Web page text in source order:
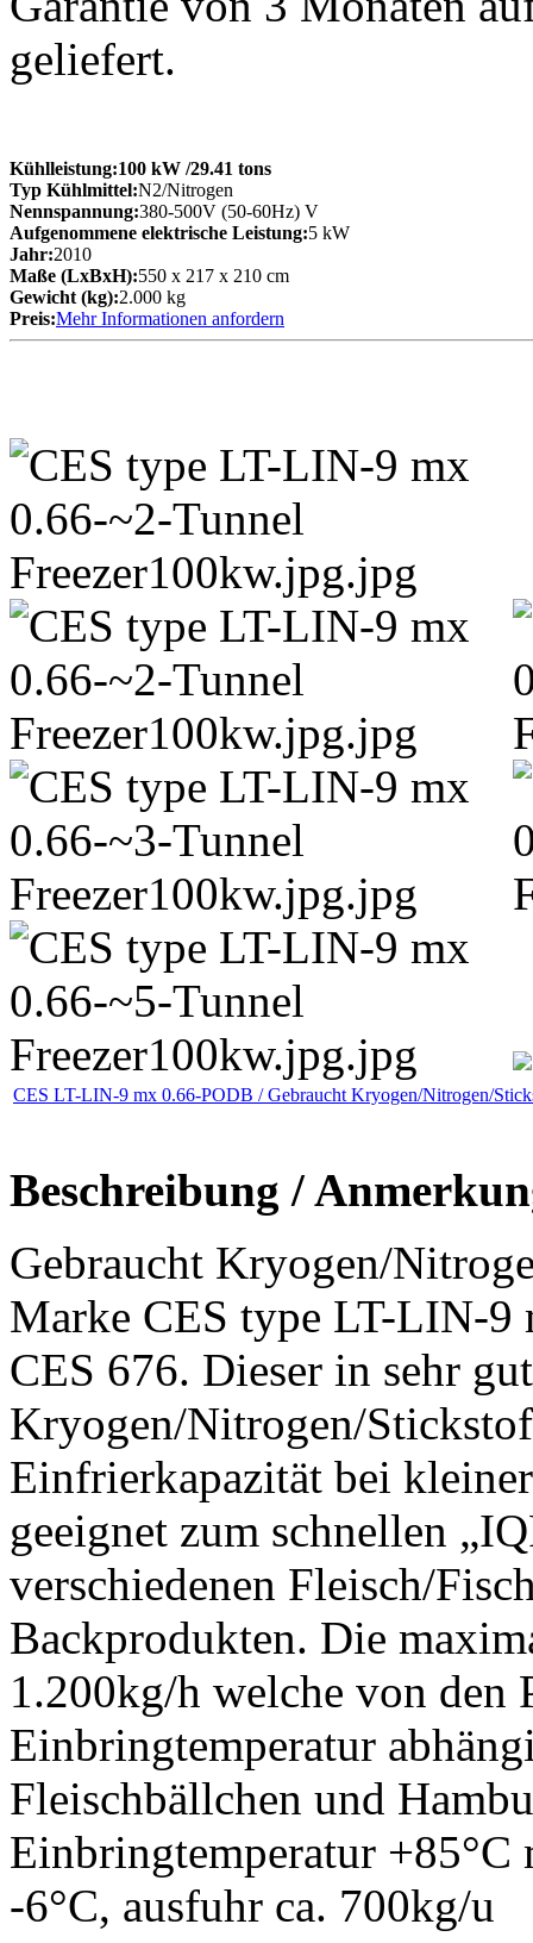
geliefert.
Kühlleistung:100 kW /29.41 tons
Typ Kühlmittel:N2/Nitrogen
Nennspannung:380-500V (50-60Hz) V
Aufgenommene elektrische Leistung:5 kW
Jahr:2010
Maße (LxBxH):550 x 217 x 210 cm
Gewicht (kg):2.000 kg
Preis:Mehr Informationen anfordern
CES LT-LIN-9 mx 0.66-PODB / Gebraucht Kryogen/Nitrogen/
Beschreibung /
Gebraucht Kryogen/
Marke CES type LT-LIN-9
CES 676. Dieser in sehr
Kryogen/Nitrogen/
Einfrierkapazität bei
geeignet zum schnellen
verschiedenen Fleisch/
Backprodukten. Die
1.200kg/h welche von den
Einbringtemperatur
Fleischbällchen und
Einbringtemperatur
-6°C, ausfuhr ca. 700kg/u